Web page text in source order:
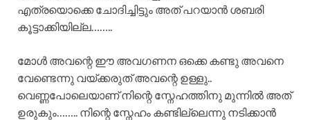
എത്രയൊക്കെ ചോദിച്ചിട്ടും അത് പറയാൻ ശബരി
കൂട്ടാക്കിയില്ല……..
മോൾ അവന്റെ ഈ അവഗണന ഒക്കെ കണ്ടു അവനെ
വേണ്ടെന്നു വയ്ക്കരുത് അവന്റെ ഉള്ളു..
വെണ്ണപോലെയാണ് നിന്റെ സ്നേഹത്തിനു മുന്നിൽ അത്
ഉരുകും…….. നിന്റെ സ്നേഹം കണ്ടില്ലെന്നു നടിക്കാൻ